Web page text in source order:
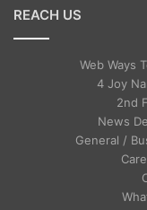
REACH US
Web Ways
4 Joy
2nd
News
General /